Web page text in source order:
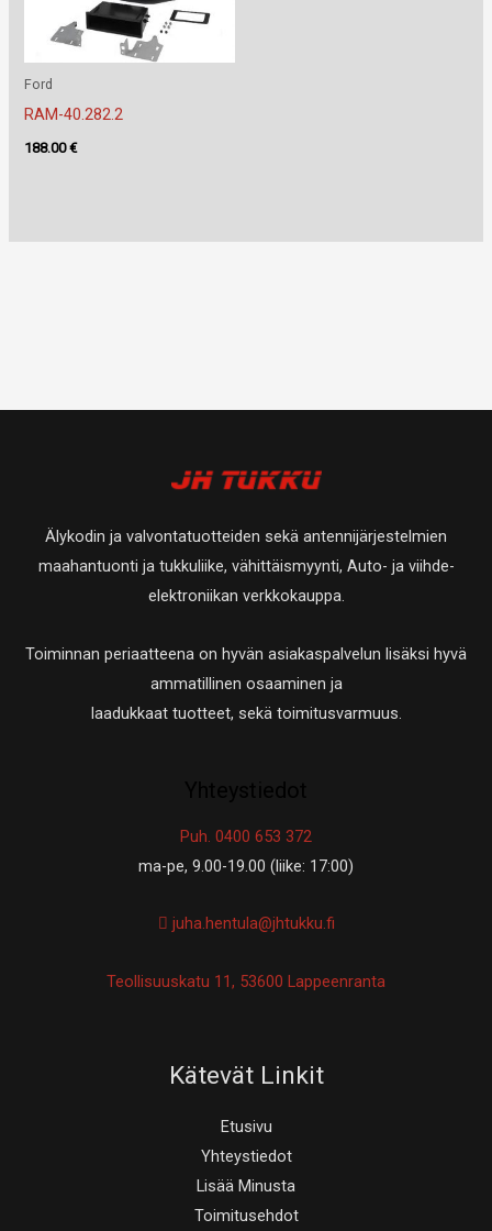
Ford
RAM-40.282.2
188.00€
Älykodin ja valvontatuotteiden sekä antennijärjestelmien
maahantuonti ja tukkuliike, vähittäismyynti, Auto- ja viihde-
elektroniikan verkkokauppa.
Toiminnan periaatteena on hyvän asiakaspalvelun lisäksi hyvä
ammatillinen osaaminen ja
laadukkaat tuotteet, sekä toimitusvarmuus.
Puh. 0400 653 372
ma-pe, 9.00-19.00 (liike: 17:00)
juha.hentula@jhtukku.fi
Teollisuuskatu 11, 53600 Lappeenranta
Kätevät Linkit
Etusivu
Yhteystiedot
Lisää Minusta
Toimitusehdot